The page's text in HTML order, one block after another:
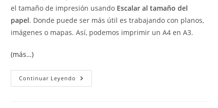
el tamaño de impresión usando Escalar al tamaño del
papel. Donde puede ser más útil es trabajando con planos,
imágenes o mapas. Así, podemos imprimir un A4 en A3.
(más…)
Continuar Leyendo Escalar
Al